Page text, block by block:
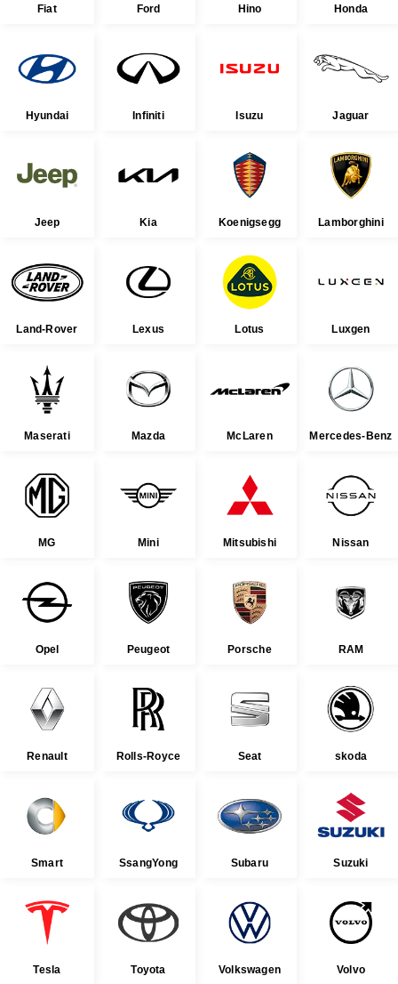
Fiat Ford Hino Honda
Hyundai Infiniti Isuzu Jaguar
Jeep Kia Koenigsegg Lamborghini
Land-Rover Lexus Lotus Luxgen
Maserati Mazda McLaren Mercedes-Benz
MG Mini Mitsubishi Nissan
Opel Peugeot Porsche RAM
Renault Rolls-Royce Seat skoda
Smart SsangYong Subaru Suzuki
Tesla Toyota Volkswagen Volvo